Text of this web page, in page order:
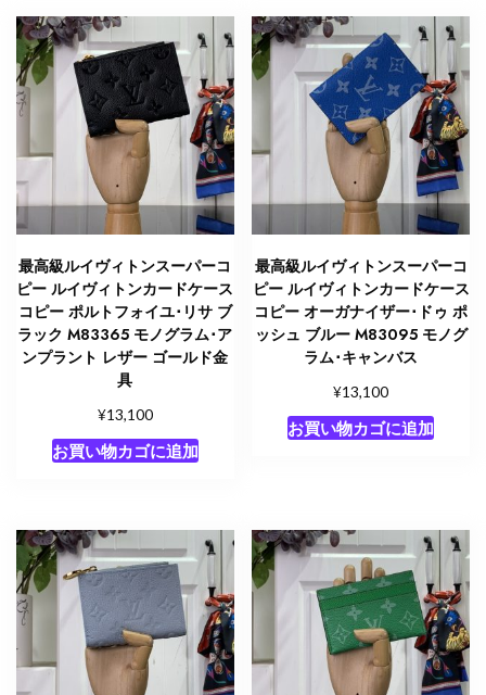
エ･
キ
ャ
ン
ス
個
最高級ルイヴィトンスーパーコ
ピー ルイヴィトンカードケース
コピー ポルトフォイユ･リサ ブ
ラック M83365 モノグラム･ア
ンプラント レザー ゴールド金
具
¥13,100
お買い物カゴに追加
最高級ルイヴィトンスーパーコ
ピー ルイヴィトンカードケース
コピー オーガナイザー･ドゥ ポ
ッシュ ブルー M83095 モノグ
ラム･キャンバス
¥13,100
お買い物カゴに追加